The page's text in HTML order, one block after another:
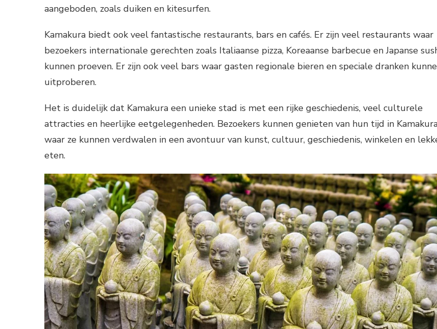
aangeboden, zoals duiken en kitesurfen.
Kamakura biedt ook veel fantastische restaurants, bars en cafés. Er zijn veel restaurants waar
bezoekers internationale gerechten zoals Italiaanse pizza, Koreaanse barbecue en Japanse
kunnen proeven. Er zijn ook veel bars waar gasten regionale bieren en speciale dranken
uitproberen.
Het is duidelijk dat Kamakura een unieke stad is met een rijke geschiedenis, veel culturele
attracties en heerlijke eetgelegenheden. Bezoekers kunnen genieten van hun tijd in
waar ze kunnen verdwalen in een avontuur van kunst, cultuur, geschiedenis, winkelen en
eten.